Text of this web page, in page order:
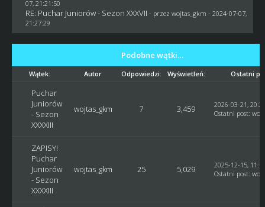
07, 21:21:50
RE: Puchar Juniorów - Sezon XXXVII - przez wojtas_gkm - 2024-07-07,
21:27:29
Podobne wątki…
Wątek: Autor Odpowiedzi: Wyświetleń: Ostatni
Puchar
Juniorów
- Sezon
XXXXIII
wojtas_gkm 7 3,459
2026-03-21,
Ostatni post:
ZAPISY!
Puchar
Juniorów
- Sezon
XXXXIII
wojtas_gkm 25 5,029
2025-12-15,
Ostatni post: